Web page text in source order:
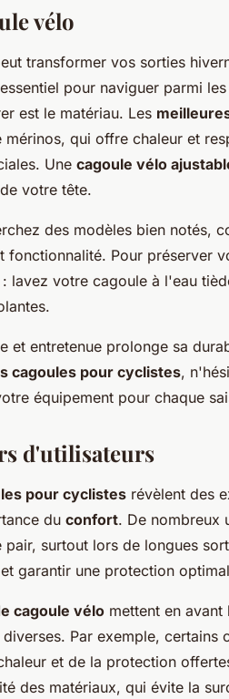
vélo
transformer vos sorties
pour naviguer parmi
est le matériau. Les
mérinos, qui offre chaleur et
Une cagoule vélo
votre tête.
des modèles bien notés,
fonctionnalité. Pour préserver
lavez votre cagoule à l'eau
et entretenue prolonge sa
cagoules pour cyclistes,
équipement pour chaque
d'utilisateurs
pour cyclistes révèlent des
du confort. De nombreux
pair, surtout lors de longues
garantir une protection
cagoule vélo mettent en
Par exemple, certains
et de la protection
des matériaux, qui évite la